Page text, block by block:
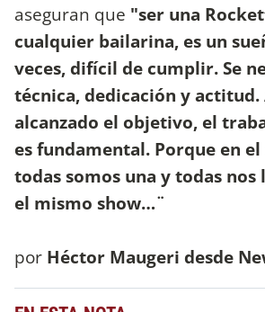
aseguran que "ser una
cualquier bailarina, es un
veces, difícil de cumplir. Se
técnica, dedicación y actitud.
alcanzado el objetivo, el
es fundamental. Porque en
todas somos una y todas nos
el mismo show…¨
por Héctor Maugeri desde